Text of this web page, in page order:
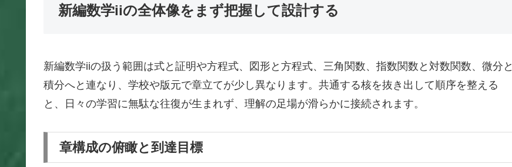
新編数学iiの全体像をまず把握して設計する
新編数学iiの扱う範囲は式と証明や方程式、図形と方程式、三角関数、指数関数と対数関数、微分と
積分へと連なり、学校や版元で章立てが少し異なります。共通する核を抜き出して順序を整える
と、日々の学習に無駄な往復が生まれず、理解の足場が滑らかに接続されます。
章構成の俯瞰と到達目標